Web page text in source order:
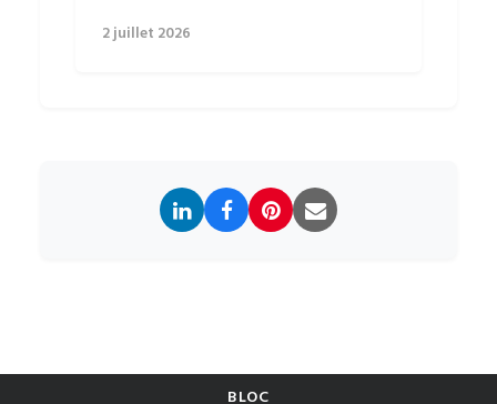
2 juillet 2026
BLOC